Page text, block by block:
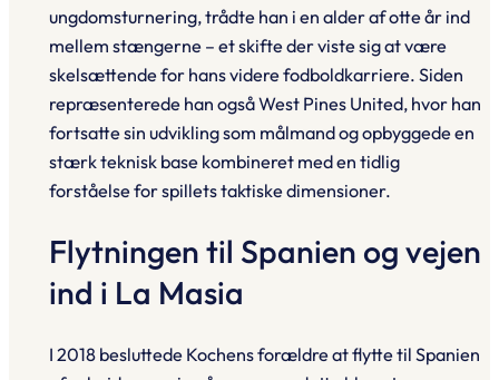
ungdomsturnering, trådte han i en alder af otte år ind
mellem stængerne – et skifte der viste sig at være
skelsættende for hans videre fodbold­karriere. Siden
repræsenterede han også West Pines United, hvor han
fortsatte sin udvikling som målmand og opbyggede en
stærk teknisk base kombineret med en tidlig
forståelse for spillets taktiske dimensioner.
Flytningen til Spanien og vejen
ind i La Masia
I 2018 besluttede Kochens forældre at flytte til Spanien